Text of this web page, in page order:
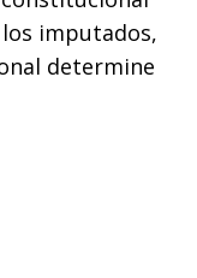
imputados,
determine